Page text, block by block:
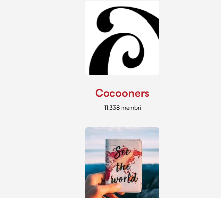
Cocooners
11.338 membri